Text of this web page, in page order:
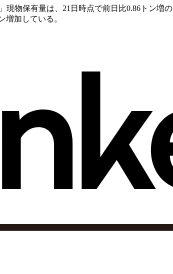
物保有量は、21日時点で前日比0.86トン増の
増加している。